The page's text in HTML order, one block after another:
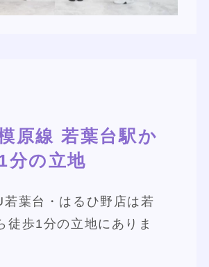
原線 若葉台駅か
分の立地
若葉台・はるひ野店は若
徒歩1分の立地にありま